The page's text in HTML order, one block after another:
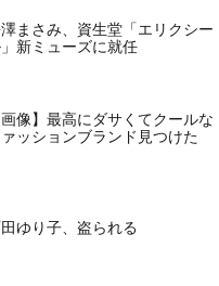
まさみ、資生堂「エリクシー
」新ミューズに就任
画像】最高にダサくてクールな
ッションブランド見つけた
ゆり子、盗られる